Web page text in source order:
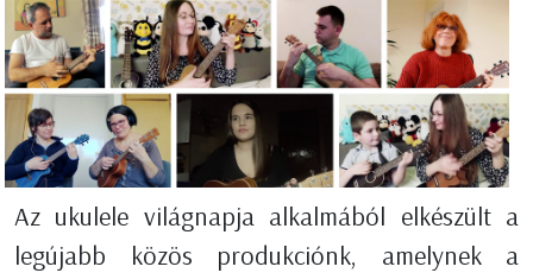
Az ukulele világnapja alkalmából elkészült a
legújabb közös produkciónk, amelynek a